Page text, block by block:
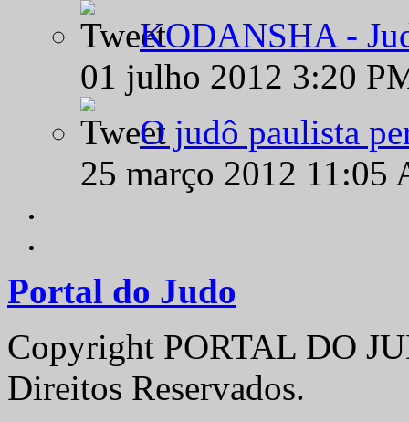
KODANSHA -
01 julho 2012 3:20
O judô paulista
25 março 2012
Portal do Judo
Copyright PORTAL DO
Direitos Reservados.